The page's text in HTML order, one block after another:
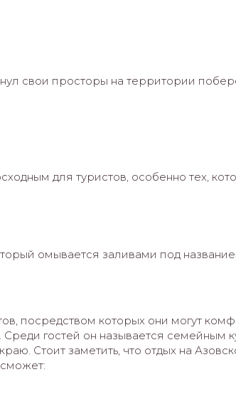
свои просторы на территории
для туристов, особенно тех,
омывается заливами под
посредством которых они могут
Среди гостей он называется семейным
Стоит заметить, что отдых на